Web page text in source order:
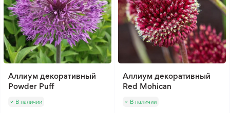
Аллиум декоративный
Powder Puff
В наличии
Аллиум декоративный
Red Mohican
В наличии